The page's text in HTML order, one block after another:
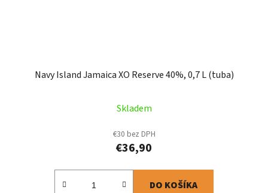
Navy Island Jamaica XO Reserve 40%, 0,7 L (tuba)
Skladem
€30 bez DPH
€36,90
DO KOŠÍKA